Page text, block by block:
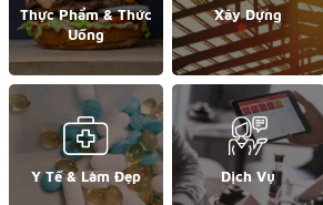
Thực Phẩm & Thức
Uống
Xây Dựng
Y Tế & Làm Đẹp Dịch Vụ